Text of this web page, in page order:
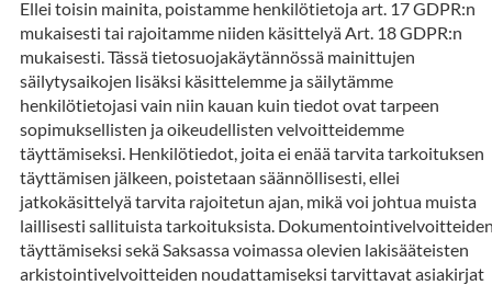
Ellei toisin mainita, poistamme henkilötietoja art. 17 GDPR:n
mukaisesti tai rajoitamme niiden käsittelyä Art. 18 GDPR:n
mukaisesti. Tässä tietosuojakäytännössä mainittujen
säilytysaikojen lisäksi käsittelemme ja säilytämme
henkilötietojasi vain niin kauan kuin tiedot ovat tarpeen
sopimuksellisten ja oikeudellisten velvoitteidemme
täyttämiseksi. Henkilötiedot, joita ei enää tarvita tarkoituksen
täyttämisen jälkeen, poistetaan säännöllisesti, ellei
jatkokäsittelyä tarvita rajoitetun ajan, mikä voi johtua muista
laillisesti sallituista tarkoituksista.
täyttämiseksi sekä Saksassa voimassa olevien lakisääteisten
arkistointivelvoitteiden noudattamiseksi tarvittavat asiakirjat